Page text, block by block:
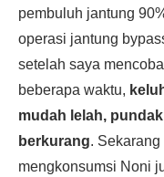
pembuluh jantung
operasi jantung
setelah saya
beberapa waktu,
mudah lelah,
berkurang.
mengkonsumsi Noni